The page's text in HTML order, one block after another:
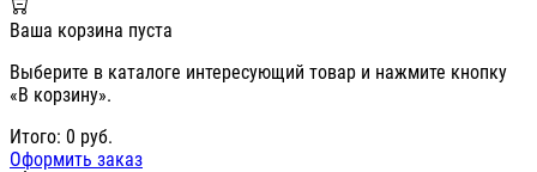
Ваша корзина пуста
Выберите в каталоге интересующий товар и нажмите кнопку
«В корзину».
Итого: 0 руб.
Оформить заказ